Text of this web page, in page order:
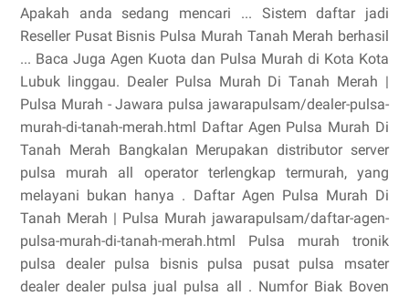
Apakah anda sedang mencari ... Sistem daftar jadi
Reseller Pusat Bisnis Pulsa Murah Tanah Merah berhasil
... Baca Juga Agen Kuota dan Pulsa Murah di Kota Kota
Lubuk linggau. Dealer Pulsa Murah Di Tanah Merah |
Pulsa Murah - Jawara pulsa jawarapulsam/dealer-pulsa-
murah-di-tanah-merah.html Daftar Agen Pulsa Murah Di
Tanah Merah Bangkalan Merupakan distributor server
pulsa murah all operator terlengkap termurah, yang
melayani bukan hanya . Daftar Agen Pulsa Murah Di
Tanah Merah | Pulsa Murah jawarapulsam/daftar-agen-
pulsa-murah-di-tanah-merah.html Pulsa murah tronik
pulsa dealer pulsa bisnis pulsa pusat pulsa msater
dealer dealer pulsa jual pulsa all . Numfor Biak Boven